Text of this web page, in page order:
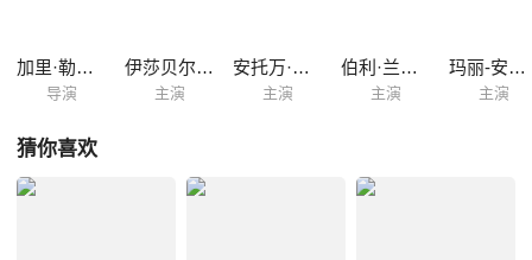
加里·勒斯培
导演
伊莎贝尔·卡雷
主演
安托万·迪莱里
主演
伯利·兰内尔
主演
玛丽-安吉·科斯塔
主演
猜你喜欢